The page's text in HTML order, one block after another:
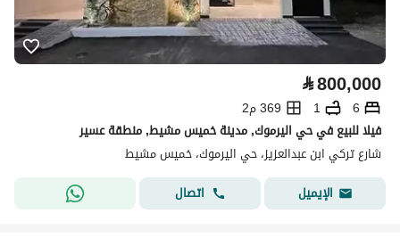
⃁800,000
6
1
369 م2
فيلا للبيع في حي اليرموك, مدينة خميس مشيط, منطقة عسير
شارع تركي ابن عبدالعزيز، حي اليرموك، خميس مشيط
الإيميل
اتصال